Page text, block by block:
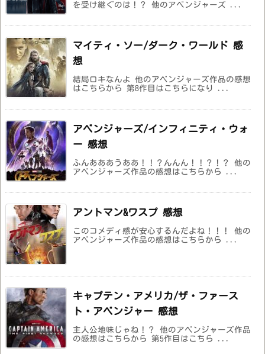
を受け継ぐのは！？ 他のアベンジャーズ ...
マイティ・ソー/ダーク・ワールド 感
想
結局ロキなんよ 他のアベンジャーズ作品の感想
はこちらから 第8作目はこちらになり ...
アベンジャーズ/インフィニティ・ウォ
ー 感想
ふんあああうああ！！？んんん！！？！？ 他の
アベンジャーズ作品の感想はこちらから ...
アントマン&ワスプ 感想
このコメディ感が安心するんだよね！！！ 他の
アベンジャーズ作品の感想はこちらから ...
キャプテン・アメリカ/ザ・ファース
ト・アベンジャー 感想
主人公地味じゃね！？ 他のアベンジャーズ作品
の感想はこちらから 第5作目はこちら ...